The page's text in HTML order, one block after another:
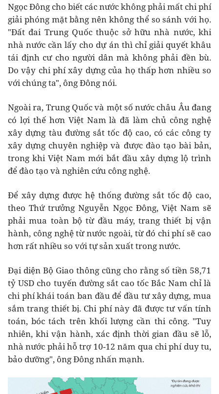
Ngọc Đông cho biết các nước không phải mất chi phí
giải phóng mặt bằng nên không thể so sánh với họ.
"Đất đai Trung Quốc thuộc sở hữu nhà nước, khi
nhà nước cần lấy cho dự án thì chỉ giải quyết khâu
tái định cư cho người dân mà không phải đền bù.
Do vậy chi phí xây dựng của họ thấp hơn nhiều so
với chúng ta", ông Đông nói.
Ngoài ra, Trung Quốc và một số nước châu Âu đang
có lợi thế hơn Việt Nam là đã làm chủ công nghệ
xây dựng tàu đường sắt tốc độ cao, có các công ty
xây dựng chuyên nghiệp và được đào tạo bài bản,
trong khi Việt Nam mới bắt đầu xây dựng lộ trình
để đào tạo và nghiên cứu công nghệ.
Để xây dựng được hệ thống đường sắt tốc độ cao,
theo Thứ trưởng Nguyễn Ngọc Đông, Việt Nam sẽ
phải mua toàn bộ từ đầu máy, trang thiết bị vận
hành, công nghệ từ nước ngoài, từ đó chi phí sẽ cao
hơn rất nhiều so với tự sản xuất trong nước.
Đại diện Bộ Giao thông cũng cho rằng số tiền 58,71
tỷ USD cho tuyến đường sắt cao tốc Bắc Nam chỉ là
chi phí khái toán ban đầu để đầu tư xây dựng, mua
sắm trang thiết bị. Chi phí này đã được tư vấn tính
toán, bóc tách trên khối lượng cần thi công. "Tuy
nhiên, khi vận hành, xác định thời gian đầu sẽ lỗ,
nhà nước phải hỗ trợ 10-12 năm qua chi phí duy tu,
bảo dưỡng", ông Đông nhấn mạnh.